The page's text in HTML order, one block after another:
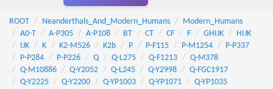
ROOT Neanderthals_And_Modern_Humans
Modern_Humans
A0-T
A-P305 A-P108 BT CT CF F GHIJK
HIJK
IJK
K K2-M526 K2b P P-F115 P-M1254
P-P337
P-P284
P-P226 Q Q-L275 Q-F1213
Q-M378
Q-M10886
Q-Y2052 Q-L245 Q-Y2998
Q-FGC1917
Q-Y2225
Q-Y2200 Q-YP1003 Q-YP1071
Q-YP1035